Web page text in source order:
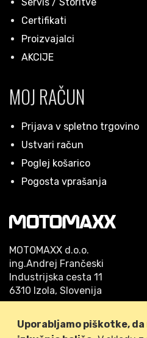
Uporabljamo piškotke,
Certifikati
Proizvajalci
AKCIJE
MOJ RAČUN
Prijava v spletno trgovino
Ustvari račun
Poglej košarico
Pogosta vprašanja
MOTOMAXX d.o.o.
ing.Andrej Frančeski
Industrijska cesta 11
6310 Izola, Slovenija
Telefon: 05/640 42 53
GSM: 041/778-509